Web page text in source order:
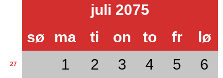
juli 2075
sø
ma ti on to fr lø
27 1 2 3 4 5 6